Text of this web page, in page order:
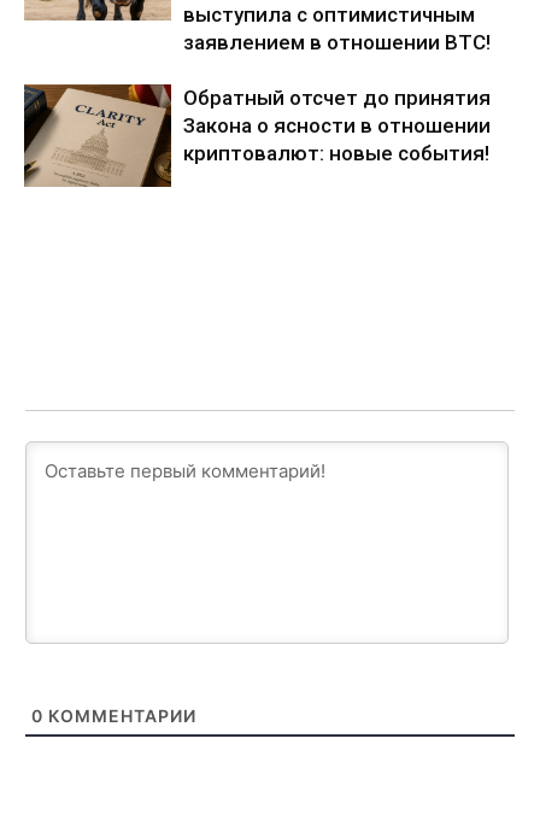
выступила с оптимистичным
заявлением в отношении BTC!
Обратный отсчет до принятия
Закона о ясности в отношении
криптовалют: новые события!
0 КОММЕНТАРИИ